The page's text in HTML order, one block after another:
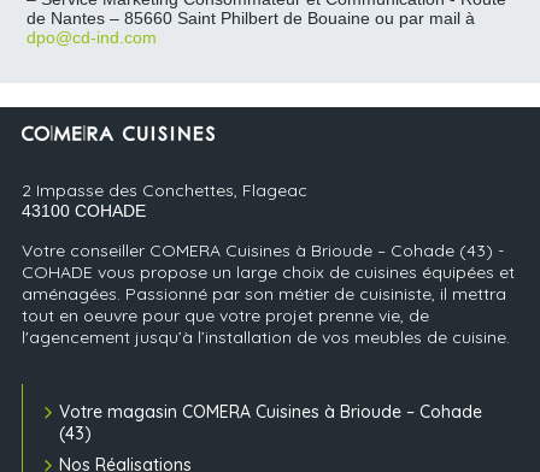
de Nantes – 85660 Saint Philbert de Bouaine ou par mail à
dpo@cd-ind.com
2 Impasse des Conchettes, Flageac
43100 COHADE
Votre conseiller COMERA Cuisines à Brioude – Cohade (43) -
COHADE vous propose un large choix de cuisines équipées et
aménagées. Passionné par son métier de cuisiniste, il mettra
tout en oeuvre pour que votre projet prenne vie, de
l'agencement jusqu’à l’installation de vos meubles de cuisine.
Votre magasin COMERA Cuisines à Brioude – Cohade
(43)
Nos Réalisations